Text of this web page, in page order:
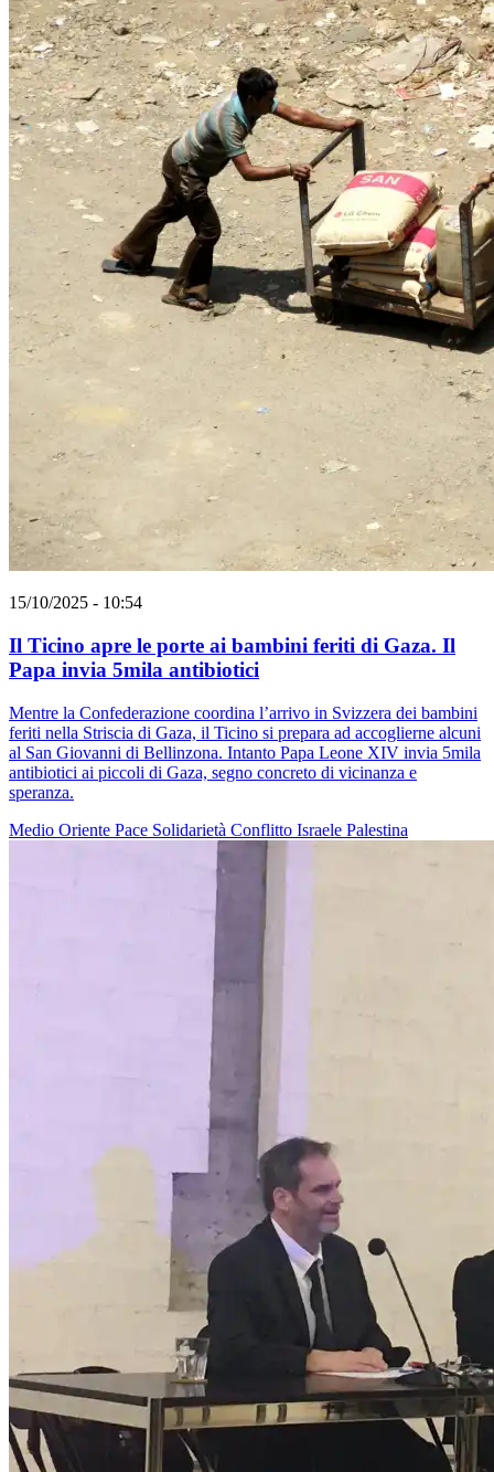
15/10/2025 - 10:54
Il Ticino apre le porte ai bambini feriti di Gaza. Il
Papa invia 5mila antibiotici
Mentre la Confederazione coordina l’arrivo in Svizzera dei bambini
feriti nella Striscia di Gaza, il Ticino si prepara ad accoglierne alcuni
al San Giovanni di Bellinzona. Intanto Papa Leone XIV invia 5mila
antibiotici ai piccoli di Gaza, segno concreto di vicinanza e
speranza.
Medio Oriente Pace Solidarietà Conflitto Israele Palestina